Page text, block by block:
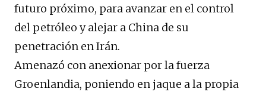
futuro próximo, para avanzar en el control
del petróleo y alejar a China de su
penetración en Irán.
Amenazó con anexionar por la fuerza
Groenlandia, poniendo en jaque a la propia